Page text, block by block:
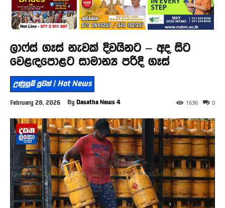
ලාෆ්ස් ගෑස් නැවක් දිවයිනට – අද සිට
වෙළඳපොළට සාමාන්‍ය පරිදි ගෑස්
උණුසුම් පුවත් | Hot News
February 28, 2026 By Dasatha News 4 0
1636